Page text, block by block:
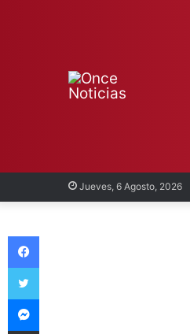
Jueves, 6 Agosto, 2026
Facebook
Twitter
Messenger
Compartir vía Email